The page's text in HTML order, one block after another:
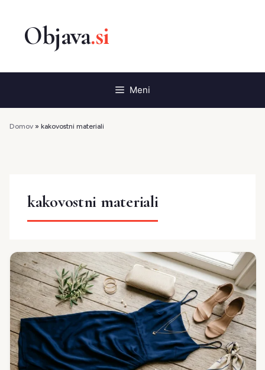
vsebino
Meni
Domov » kakovostni materiali
kakovostni materiali